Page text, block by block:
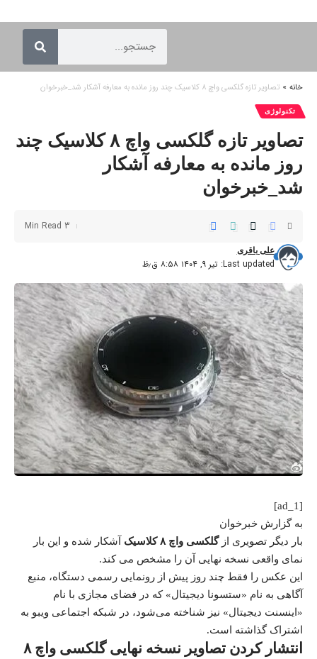
خانه » تصاویر تازه گلکسی واچ ۸ کلاسیک چند روز مانده به معارفه آشکار شد_خبرخوان
تکنولوژی
تصاویر تازه گلکسی واچ ۸ کلاسیک چند
روز مانده به معارفه آشکار
شد_خبرخوان
Last updated: تیر ۹, ۱۴۰۴ ۸:۵۸ ق٫ظ
علی باقری
3 Min Read
[ad_1]
به گزارش خبرخوان
بار دیگر تصویری از گلکسی واچ ۸ کلاسیک
آشکار شده و این بار
نمای واقعی نسخه نهایی آن را مشخص می کند.
این عکس را فقط چند روز پیش از رونمایی رسمی دستگاه، منبع
آگاهی به نام «ستسونا دیجیتال» که در فضای مجازی با نام
«اینسنت دیجیتال» نیز شناخته می‌شود، در شبکه اجتماعی ویبو به
اشتراک گذاشته است.
انتشار کردن تصاویر نسخه نهایی
گلکسی واچ ۸